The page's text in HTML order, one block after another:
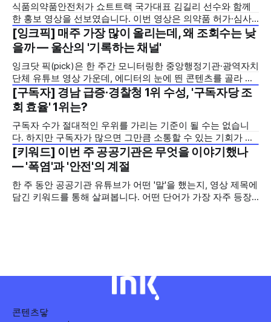
식품의약품안전처가 쇼트트랙 국가대표 김길리 선수와 함께
한 홍보 영상을 선보였습니다. 이번 영상은 의약품 허가·심사
기간을 기존 420일에서 240일로 단축한 정책을 국민에게 쉽
고 친근하게 알리기 위해 제작한 것으로, 딱딱하게 느껴질 수
있는 규제 정책을, 빙판 위에서 빠른 스피드와 꼼꼼한 준비를
모두 갖춘 김길리 선수의 이미지에 빗대어 풀어낸 것이 특징입
니다. '빠르지만
2026년 7월 5주
[잉크픽] 매주 가장 많이 올리는데, 왜 조회수는 낮
을까 — 울산의 '기록하는 채널'
잉크닷 픽(pick)은 한 주간 모니터링한 중앙행정기관·광역자치
단체 유튜브 영상 가운데, 에디터의 눈에 띈 콘텐츠를 골라 그
시도와 의미를 들여다보는 코너입니다. 조회수 순위표 맨 위에
오르지는 못했지만, 다른 채널이 가지 않은 길을 택한 콘텐츠
를 소개합니다. 이번 주는 특정 영상 한 편이 아니라, 채널 하나
의 '변화'를 이야기하려
2026년 7월 5주
[구독자] 경남 급증·경찰청 1위 수성, '구독자당 조
회 효율' 1위는?
구독자 수가 절대적인 우위를 가리는 기준이 될 수는 없습니
다. 하지만 구독자가 많으면 그만큼 소통할 수 있는 기회가 많
아집니다. 소통은 곧 채널의 신뢰로 이어집니다. 억지로 구독
자를 확보하기보다는 소통하는, 그래서 충성도 높은 구독자를
다수 확보하길 바라는 마음을 담아, 중앙행정기관과 광역자치
단체 유튜브 채널의 구독자를 월 단위로 분석합니다. 중앙행정
기관과 광역자치단체 유튜브 채널의 구독자를 통합하여
2026년 7월 5주
[키워드] 이번 주 공공기관은 무엇을 이야기했나
— '폭염'과 '안전'의 계절
한 주 동안 공공기관 유튜브가 어떤 '말'을 했는지, 영상 제목에
담긴 키워드를 통해 살펴봅니다. 어떤 단어가 가장 자주 등장
콘텐츠닿